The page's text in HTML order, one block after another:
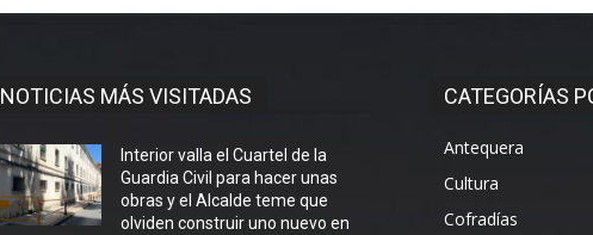
NOTICIAS MÁS VISITADAS
Interior valla el Cuartel de la
Guardia Civil para hacer unas
obras y el Alcalde teme que
olviden construir uno nuevo en
CATEGORÍAS
Antequera
Cultura
Cofradías